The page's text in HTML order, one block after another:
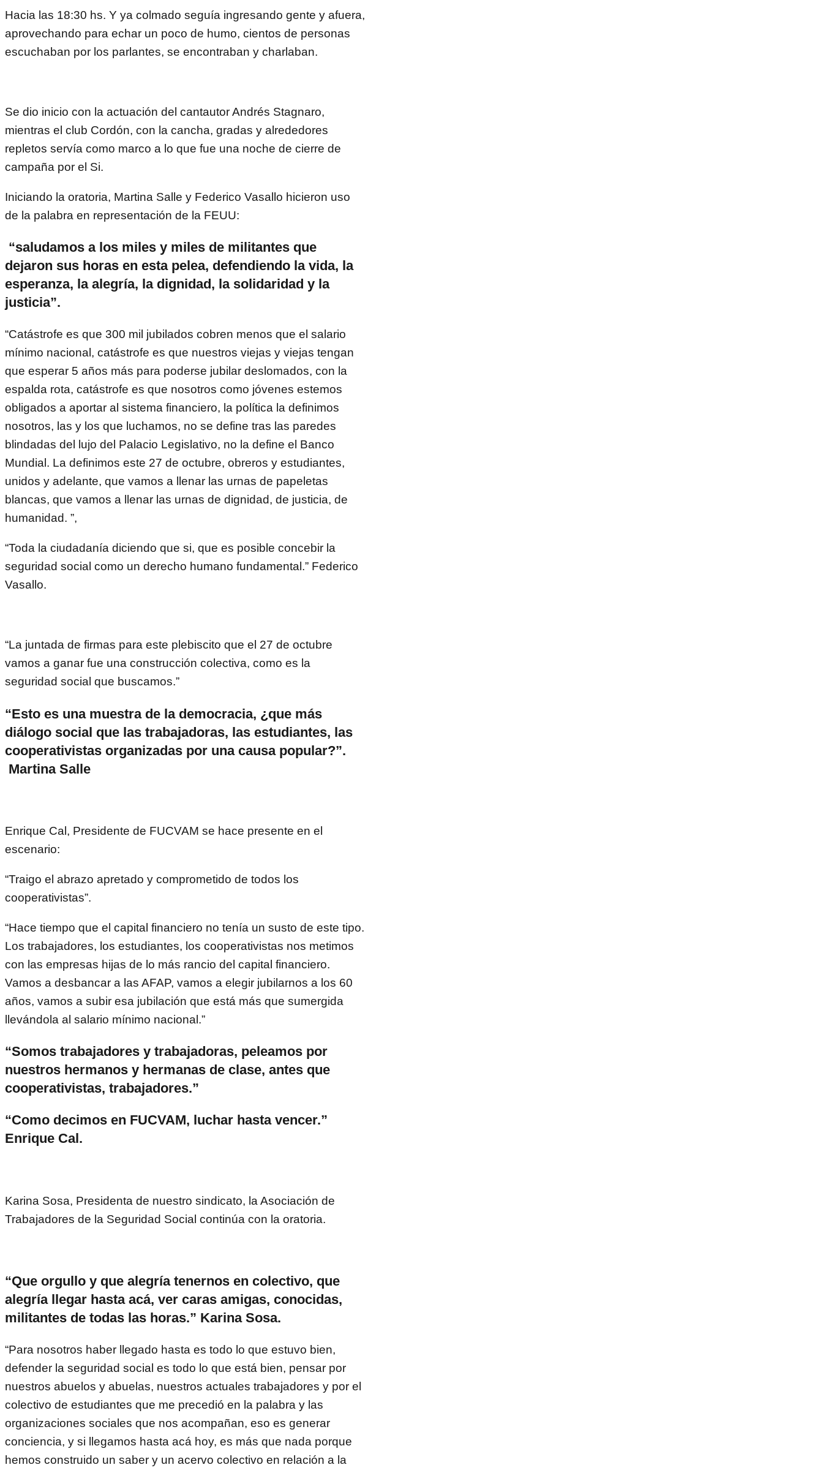
Hacia las 18:30 hs. Y ya colmado seguía ingresando gente y afuera,
aprovechando para echar un poco de humo, cientos de personas
escuchaban por los parlantes, se encontraban y charlaban.
Se dio inicio con la actuación del cantautor Andrés Stagnaro,
mientras el club Cordón, con la cancha, gradas y alrededores
repletos servía como marco a lo que fue una noche de cierre de
campaña por el Si.
Iniciando la oratoria, Martina Salle y Federico Vasallo hicieron uso
de la palabra en representación de la FEUU:
“saludamos a los miles y miles de militantes que
dejaron sus horas en esta pelea, defendiendo la vida, la
esperanza, la alegría, la dignidad, la solidaridad y la
justicia”.
“Catástrofe es que 300 mil jubilados cobren menos que el salario
mínimo nacional, catástrofe es que nuestros viejas y viejas tengan
que esperar 5 años más para poderse jubilar deslomados, con la
espalda rota, catástrofe es que nosotros como jóvenes estemos
obligados a aportar al sistema financiero, la política la definimos
nosotros, las y los que luchamos, no se define tras las paredes
blindadas del lujo del Palacio Legislativo, no la define el Banco
Mundial. La definimos este 27 de octubre, obreros y estudiantes,
unidos y adelante, que vamos a llenar las urnas de papeletas
blancas, que vamos a llenar las urnas de dignidad, de justicia, de
humanidad. ”,
“Toda la ciudadanía diciendo que si, que es posible concebir la
seguridad social como un derecho humano fundamental.” Federico
Vasallo.
“La juntada de firmas para este plebiscito que el 27 de octubre
vamos a ganar fue una construcción colectiva, como es la
seguridad social que buscamos.”
“Esto es una muestra de la democracia, ¿que más
diálogo social que las trabajadoras, las estudiantes, las
cooperativistas organizadas por una causa popular?”.
Martina Salle
Enrique Cal, Presidente de FUCVAM se hace presente en el
escenario:
“Traigo el abrazo apretado y comprometido de todos los
cooperativistas”.
“Hace tiempo que el capital financiero no tenía un susto de este tipo.
Los trabajadores, los estudiantes, los cooperativistas nos metimos
con las empresas hijas de lo más rancio del capital financiero.
Vamos a desbancar a las AFAP, vamos a elegir jubilarnos a los 60
años, vamos a subir esa jubilación que está más que sumergida
llevándola al salario mínimo nacional.”
“Somos trabajadores y trabajadoras, peleamos por
nuestros hermanos y hermanas de clase, antes que
cooperativistas, trabajadores.”
“Como decimos en FUCVAM, luchar hasta vencer.”
Enrique Cal.
Karina Sosa, Presidenta de nuestro sindicato, la Asociación de
Trabajadores de la Seguridad Social continúa con la oratoria.
“Que orgullo y que alegría tenernos en colectivo, que
alegría llegar hasta acá, ver caras amigas, conocidas,
militantes de todas las horas.” Karina Sosa.
“Para nosotros haber llegado hasta es todo lo que estuvo bien,
defender la seguridad social es todo lo que está bien, pensar por
nuestros abuelos y abuelas, nuestros actuales trabajadores y por el
colectivo de estudiantes que me precedió en la palabra y las
organizaciones sociales que nos acompañan, eso es generar
conciencia, y si llegamos hasta acá hoy, es más que nada porque
hemos construido un saber y un acervo colectivo en relación a la